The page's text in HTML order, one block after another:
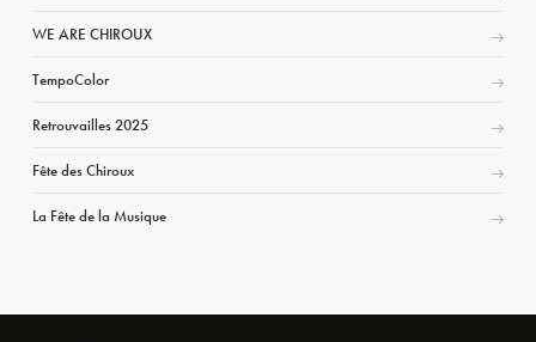
WE ARE CHIROUX
TempoColor
Retrouvailles 2025
Fête des Chiroux
La Fête de la Musique